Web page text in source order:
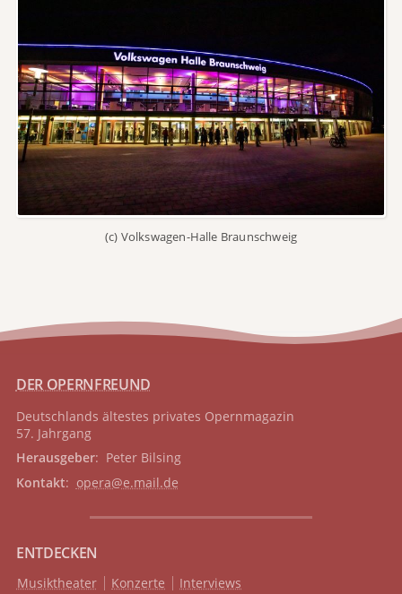
(c) Volkswagen-Halle Braunschweig
DER OPERNFREUND
Deutschlands ältestes privates Opernmagazin
57. Jahrgang
Herausgeber: Peter Bilsing
Kontakt: opera@e.mail.de
ENTDECKEN
Musiktheater Konzerte Interviews